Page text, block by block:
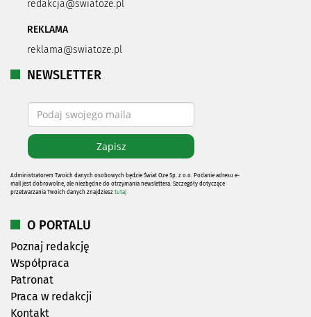
redakcja@swiatoze.pl
REKLAMA
reklama@swiatoze.pl
NEWSLETTER
Administratorem Twoich danych osobowych będzie Świat Oze Sp. z o.o. Podanie adresu e-
mail jest dobrowolne, ale niezbędne do otrzymania newslettera. Szczegóły dotyczące
przetwarzania Twoich danych znajdziesz tutaj
O PORTALU
Poznaj redakcję
Współpraca
Patronat
Praca w redakcji
Kontakt